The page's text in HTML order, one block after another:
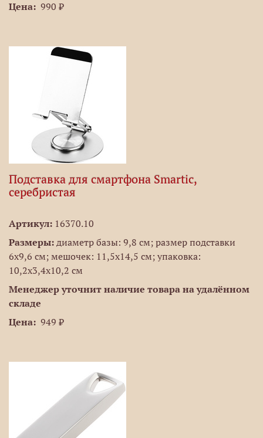
Цена: 990 ₽
Подставка для смартфона Smartic,
серебристая
Артикул: 16370.10
Размеры: диаметр базы: 9,8 см; размер подставки
6x9,6 см; мешочек: 11,5x14,5 см; упаковка:
10,2x3,4x10,2 см
Менеджер уточнит наличие товара на удалённом
складе
Цена: 949 ₽